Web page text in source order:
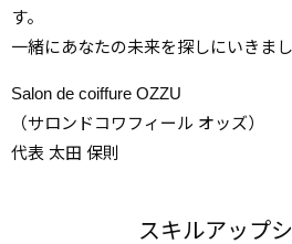
す。
一緒にあなたの未来を探しにいきまし
Salon de coiffure OZZU
（サロンドコワフィール オッズ）
代表 太田 保則
スキルアップ